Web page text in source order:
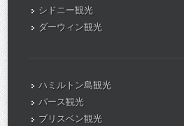
シドニー観光
ダーウィン観光
ハミルトン島観光
パース観光
ブリスベン観光